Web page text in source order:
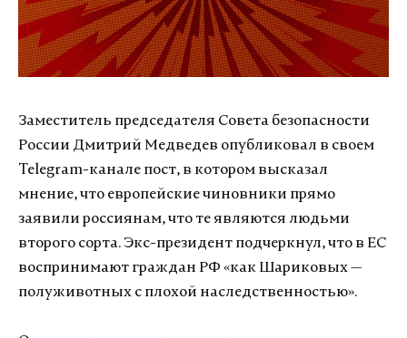
Заместитель председателя Совета безопасности
России Дмитрий Медведев опубликовал в своем
Telegram-канале пост, в котором высказал
мнение, что европейские чиновники прямо
заявили россиянам, что те являются людьми
второго сорта. Экс-президент подчеркнул, что в ЕС
воспринимают граждан РФ «как Шариковых —
полуживотных с плохой наследственностью».